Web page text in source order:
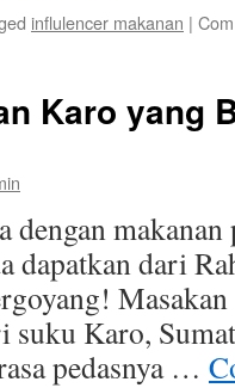
influlencer makanan |
Karo yang
dengan
dapatkan dari
suku Karo,
pedasnya …